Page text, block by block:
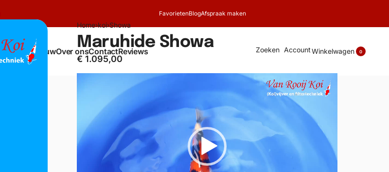
FavorietenBlogAfspraak maken
KoiVijverbouwOver onsContactReviews Zoeken AccountWinkelwagen 0
Home›koi›Showa
Maruhide Showa
€ 1.095,00